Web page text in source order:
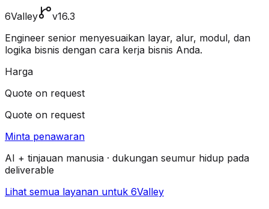
6Valley
v16.3
Engineer senior menyesuaikan layar, alur, modul, dan
logika bisnis dengan cara kerja bisnis Anda.
Harga
Quote on request
Quote on request
Minta penawaran
AI + tinjauan manusia · dukungan seumur hidup pada
deliverable
Lihat semua layanan untuk 6Valley